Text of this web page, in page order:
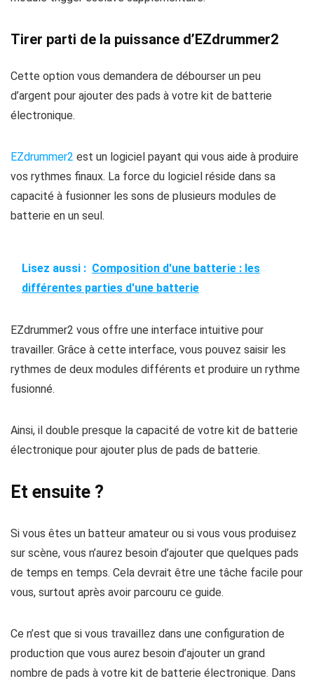
Tirer parti de la puissance d’EZdrummer2
Cette option vous demandera de débourser un peu
d’argent pour ajouter des pads à votre kit de batterie
électronique.
EZdrummer2 est un logiciel payant qui vous aide à produire
vos rythmes finaux. La force du logiciel réside dans sa
capacité à fusionner les sons de plusieurs modules de
batterie en un seul.
Lisez aussi : Composition d'une batterie : les
différentes parties d'une batterie
EZdrummer2 vous offre une interface intuitive pour
travailler. Grâce à cette interface, vous pouvez saisir les
rythmes de deux modules différents et produire un rythme
fusionné.
Ainsi, il double presque la capacité de votre kit de batterie
électronique pour ajouter plus de pads de batterie.
Et ensuite ?
Si vous êtes un batteur amateur ou si vous vous produisez
sur scène, vous n’aurez besoin d’ajouter que quelques pads
de temps en temps. Cela devrait être une tâche facile pour
vous, surtout après avoir parcouru ce guide.
Ce n’est que si vous travaillez dans une configuration de
production que vous aurez besoin d’ajouter un grand
nombre de pads à votre kit de batterie électronique. Dans